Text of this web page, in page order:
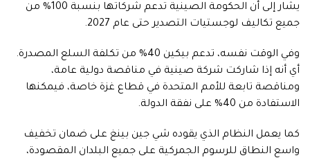
يشار إلى أن الحكومة الصينية تدعم شركاتها بنسبة 100% من
جميع تكاليف لوجستيات التصدير حتى عام 2027.
وفي الوقت نفسه، تدعم بيكين 40% من تكلفة السلع المصدرة.
أي أنه إذا شاركت شركة صينية في مناقصة دولية عامة،
ومناقصة تابعة للأمم المتحدة في قطاع غزة خاصة، فيمكنها
الاستفادة من 40% على نفقة الدولة.
كما يعمل النظام الذي يقوده شي جين بينغ على ضمان تخفيف
واسع النطاق للرسوم الجمركية على جميع البلدان المقصودة،